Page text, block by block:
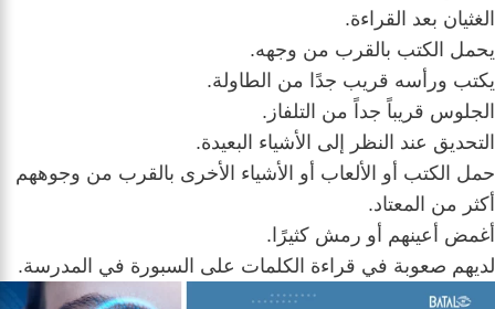
الغثيان بعد القراءة.
يحمل الكتب بالقرب من وجهه.
يكتب ورأسه قريب جدًا من الطاولة.
الجلوس قريباً جداً من التلفاز.
التحديق عند النظر إلى الأشياء البعيدة.
حمل الكتب أو الألعاب أو الأشياء الأخرى بالقرب من وجوههم
أكثر من المعتاد.
أغمض أعينهم أو رمش كثيرًا.
لديهم صعوبة في قراءة الكلمات على السبورة في المدرسة.